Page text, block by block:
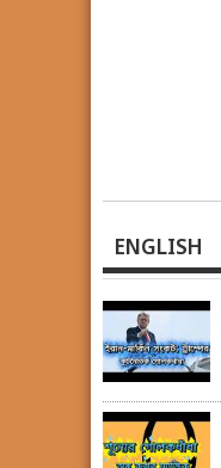
ENGLISH